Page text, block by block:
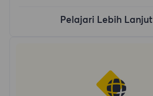
Pelajari Lebih Lanjut